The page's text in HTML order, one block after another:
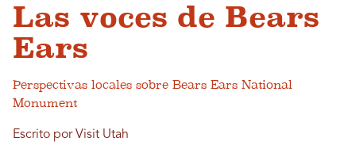
Las voces de Bears
Ears
Perspectivas locales sobre Bears Ears National
Monument
Escrito por Visit Utah